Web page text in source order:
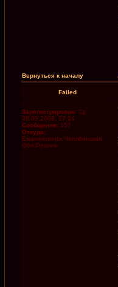
Вернуться к началу
Failed
Зарегистрирован: Ср
28.05.2008, 17:24
Сообщения: 157
Откуда:
Еманжелинск,Челябинская
Обл,Россия